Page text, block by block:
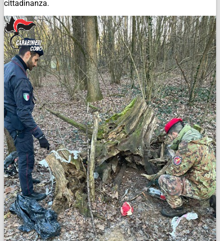
cittadinanza.